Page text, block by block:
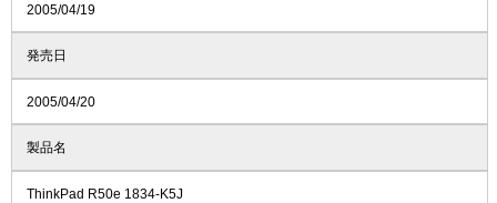
2005/04/19
発売日
2005/04/20
製品名
ThinkPad R50e 1834-K5J